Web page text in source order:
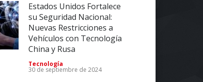
Estados Unidos Fortalece
su Seguridad Nacional:
Nuevas Restricciones a
Vehículos con Tecnología
China y Rusa
Tecnología
30 de septiembre de 2024